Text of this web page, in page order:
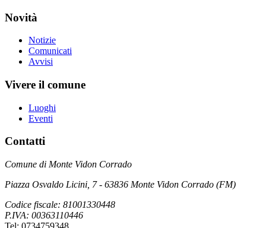
Novità
Notizie
Comunicati
Avvisi
Vivere il comune
Luoghi
Eventi
Contatti
Comune di Monte Vidon Corrado
Piazza Osvaldo Licini, 7 - 63836 Monte Vidon Corrado (FM)
Codice fiscale: 81001330448
P.IVA: 00363110446
Tel: 0734759348